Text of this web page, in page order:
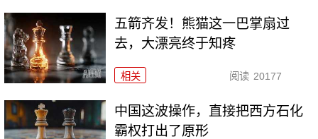
五箭齐发！熊猫这一巴掌扇过
去，大漂亮终于知疼
相关 阅读 20177
中国这波操作，直接把西方石化
霸权打出了原形